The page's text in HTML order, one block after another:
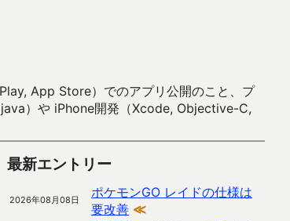
App Store）でのアプリ公開のこと、プ
）や iPhone開発（Xcode, Objective-C,
最新エントリー
2026年08月08日
ポケモンGO レイドの仕様は
要改善 ≪